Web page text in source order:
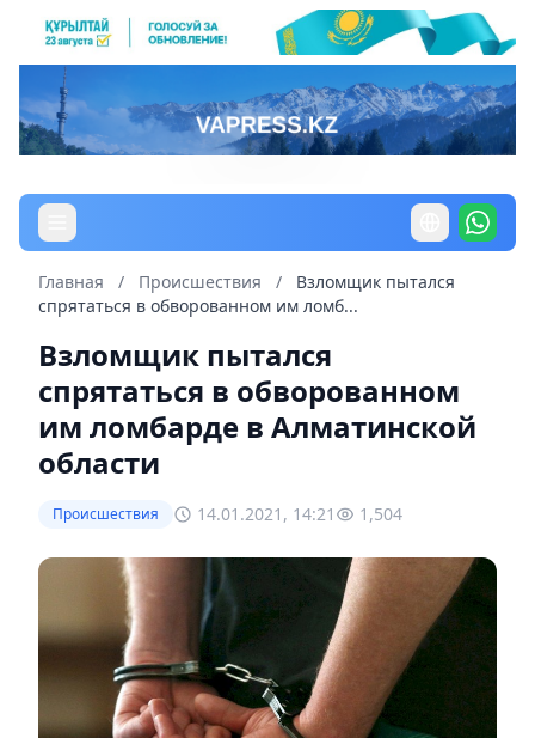
Главная / Происшествия /
Взломщик пытался
спрятаться в обворованном им ломб...
Взломщик пытался
спрятаться в обворованном
им ломбарде в Алматинской
области
Происшествия 14.01.2021, 14:21 1,504